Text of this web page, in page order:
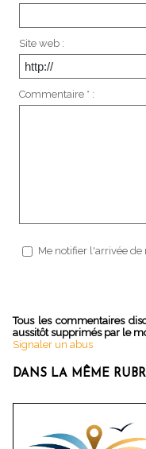
Site web :
Commentaire * :
Me notifier l'arrivée
Tous les commentaires
aussitôt supprimés par le
Signaler un abus
DANS LA MÊME